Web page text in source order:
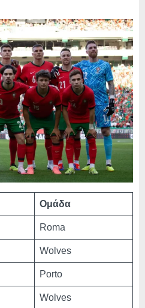
Ομάδα
Roma
Wolves
Porto
Wolves